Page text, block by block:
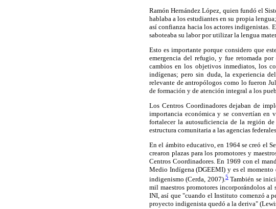
Ramón Hernández López, quien fundó el
hablaba a los estudiantes en su propia
así confianza hacia los actores indigenistas.
saboteaba su labor por utilizar la lengua
Esto es importante porque considero que
emergencia del refugio, y fue retomada
cambios en los objetivos inmediatos, los
indígenas; pero sin duda, la experiencia
relevante de antropólogos como lo fueron
de formación y de atención integral a los
Los Centros Coordinadores dejaban de
importancia económica y se convertían en
fortalecer la autosuficiencia de la región
estructura comunitaria a las agencias
En el ámbito educativo, en 1964 se creó el
crearon plazas para los promotores y
Centros Coordinadores. En 1969 con el
Medio Indígena (DGEEMI) y es el momento
indigenismo (Cerda, 2007).5También se
mil maestros promotores incorporándolos
INI, así que "cuando el Instituto comenzó a
proyecto indigenista quedó a la deriva"